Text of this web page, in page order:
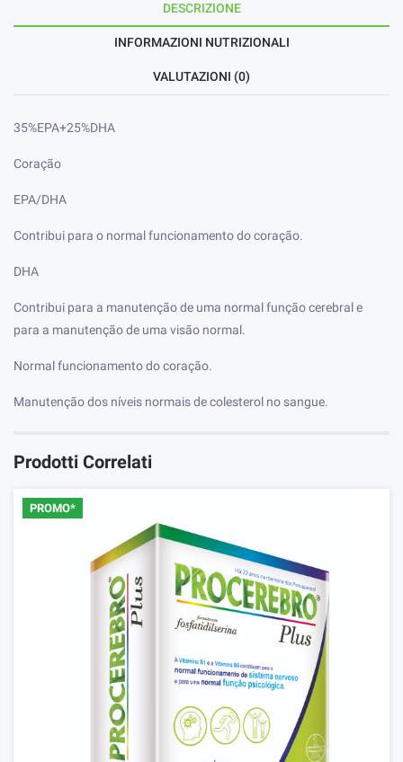
DESCRIZIONE
INFORMAZIONI NUTRIZIONALI
VALUTAZIONI (0)
35%EPA+25%DHA
Coração
EPA/DHA
Contribui para o normal funcionamento do coração.
DHA
Contribui para a manutenção de uma normal função cerebral e
para a manutenção de uma visão normal.
Normal funcionamento do coração.
Manutenção dos níveis normais de colesterol no sangue.
Prodotti Correlati
PROMO*